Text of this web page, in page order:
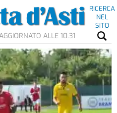
RICERCA
NEL
SITO
ALLE 10.31